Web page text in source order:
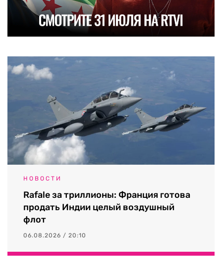
НОВОСТИ
Rafale за триллионы: Франция готова
продать Индии целый воздушный
флот
06.08.2026 / 20:10